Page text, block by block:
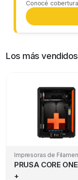
Conocé
Los más vendidos
Impresoras de
PRUSA CORE ONE
+